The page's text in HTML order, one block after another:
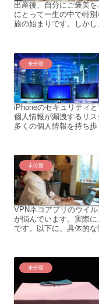
出産後、自分にご褒美
にとって一生の中で特
旅の始まりです。しか
未分類
iPhoneのセキュリティ
個人情報が漏洩するリ
多くの個人情報を持ち
未分類
VPNネコアプリのウイ
が悩んでいます。実際
です。以下に、具体的な
未分類